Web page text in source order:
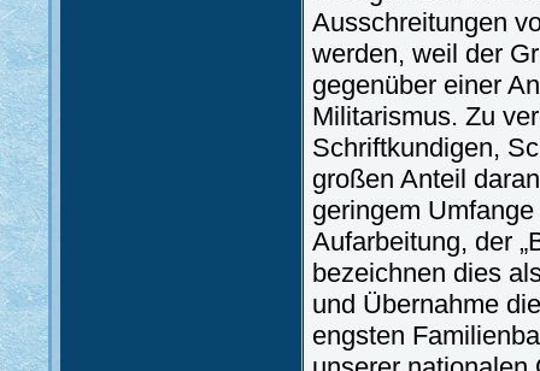
Ausschreitungen
werden, weil der
gegenüber einer
Militarismus. Zu
Schriftkundigen,
großen Anteil
geringem
Aufarbeitung, der
bezeichnen dies
und Übernahme
engsten